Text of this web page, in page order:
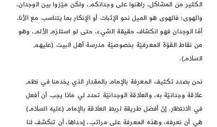
الكثير من المشاكل، راهنوا على وجدانكم، ولكن ميّزوا بين الوجدان،
والهوى؛ فالهوى هو الميل نحو الإثبات أو الإنكار بما يتناسب مع الأنا،
أمّا الوجدان فهو انكشاف حقيقة الشيء، حتى لو استلزم الألم، وهو
من نقاط القوّة المعرفيّة بخصوصيّة مدرسة أهل البيت (عليهم
السلام).
نحن بصدد تكثيف المعرفة بالإمام بالمقدار الذي يخدمنا في نظم
علاقة وجدانيّة به، والعلاقة الوجدانيّة تحدد لي ماذا يجب أن أفعل
في الانتظار. إنّ أفضل طريقة لربط العلاقة بالإمام (عليه السلام)
هي أن نعرفه، وهذه المعرفة على مراتب، إحداها، أن تنكشف لنا